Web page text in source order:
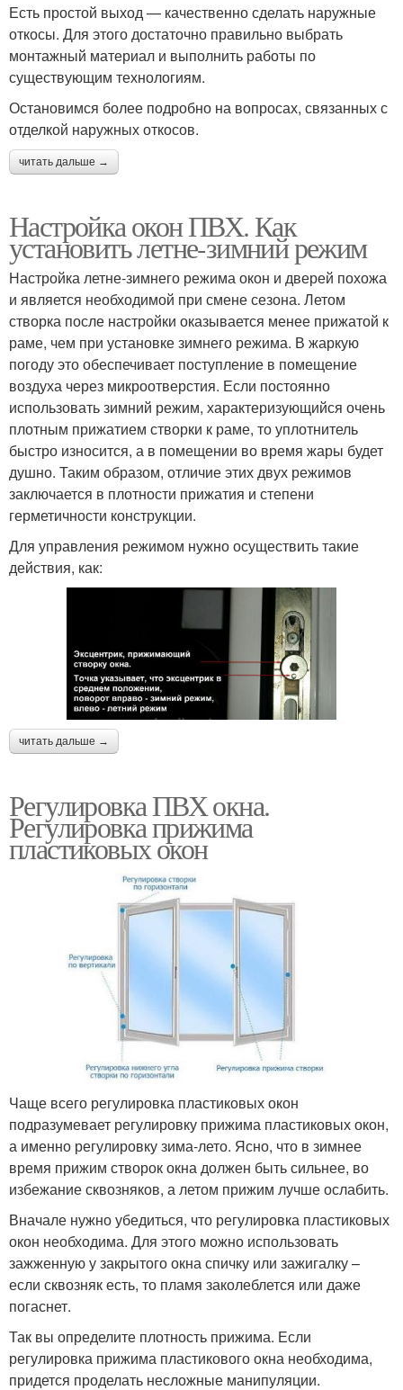
Есть простой выход — качественно сделать наружные
откосы. Для этого достаточно правильно выбрать
монтажный материал и выполнить работы по
существующим технологиям.
Остановимся более подробно на вопросах, связанных с
отделкой наружных откосов.
читать дальше →
Настройка окон ПВХ. Как
установить летне-зимний режим
Настройка летне-зимнего режима окон и дверей похожа
и является необходимой при смене сезона. Летом
створка после настройки оказывается менее прижатой к
раме, чем при установке зимнего режима. В жаркую
погоду это обеспечивает поступление в помещение
воздуха через микроотверстия. Если постоянно
использовать зимний режим, характеризующийся очень
плотным прижатием створки к раме, то уплотнитель
быстро износится, а в помещении во время жары будет
душно. Таким образом, отличие этих двух режимов
заключается в плотности прижатия и степени
герметичности конструкции.
Для управления режимом нужно осуществить такие
действия, как:
читать дальше →
Регулировка ПВХ окна.
Регулировка прижима
пластиковых окон
Чаще всего регулировка пластиковых окон
подразумевает регулировку прижима пластиковых окон,
а именно регулировку зима-лето. Ясно, что в зимнее
время прижим створок окна должен быть сильнее, во
избежание сквозняков, а летом прижим лучше ослабить.
Вначале нужно убедиться, что регулировка пластиковых
окон необходима. Для этого можно использовать
зажженную у закрытого окна спичку или зажигалку –
если сквозняк есть, то пламя заколеблется или даже
погаснет.
Так вы определите плотность прижима. Если
регулировка прижима пластикового окна необходима,
придется проделать несложные манипуляции.